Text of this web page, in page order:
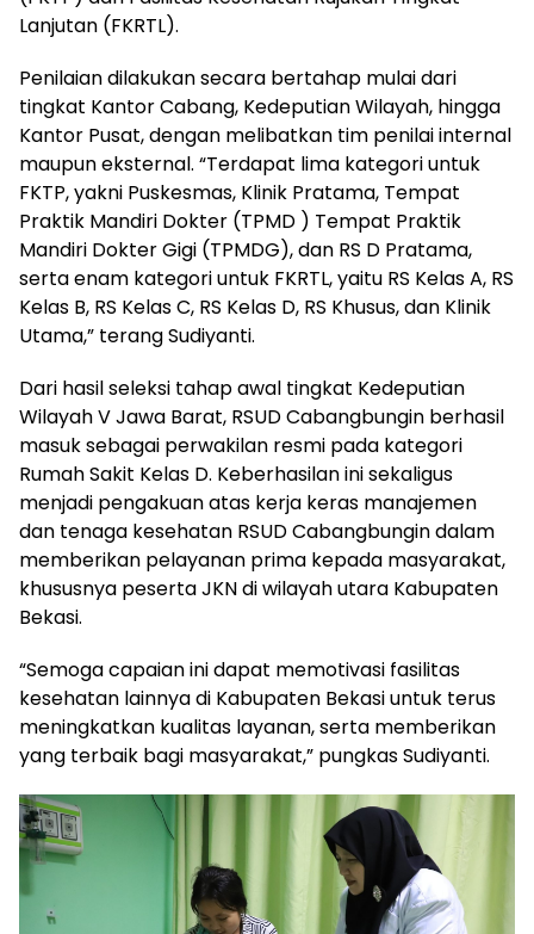
Lanjutan (FKRTL).
Penilaian dilakukan secara bertahap mulai dari
tingkat Kantor Cabang, Kedeputian Wilayah, hingga
Kantor Pusat, dengan melibatkan tim penilai internal
maupun eksternal. “Terdapat lima kategori untuk
FKTP, yakni Puskesmas, Klinik Pratama, Tempat
Praktik Mandiri Dokter (TPMD ) Tempat Praktik
Mandiri Dokter Gigi (TPMDG), dan RS D Pratama,
serta enam kategori untuk FKRTL, yaitu RS Kelas A, RS
Kelas B, RS Kelas C, RS Kelas D, RS Khusus, dan Klinik
Utama,” terang Sudiyanti.
Dari hasil seleksi tahap awal tingkat Kedeputian
Wilayah V Jawa Barat, RSUD Cabangbungin berhasil
masuk sebagai perwakilan resmi pada kategori
Rumah Sakit Kelas D. Keberhasilan ini sekaligus
menjadi pengakuan atas kerja keras manajemen
dan tenaga kesehatan RSUD Cabangbungin dalam
memberikan pelayanan prima kepada masyarakat,
khususnya peserta JKN di wilayah utara Kabupaten
Bekasi.
“Semoga capaian ini dapat memotivasi fasilitas
kesehatan lainnya di Kabupaten Bekasi untuk terus
meningkatkan kualitas layanan, serta memberikan
yang terbaik bagi masyarakat,” pungkas Sudiyanti.